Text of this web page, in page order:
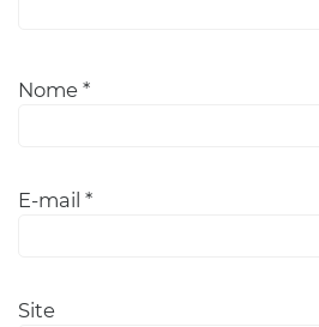
Nome *
E-mail *
Site